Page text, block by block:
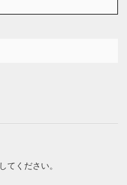
してください。